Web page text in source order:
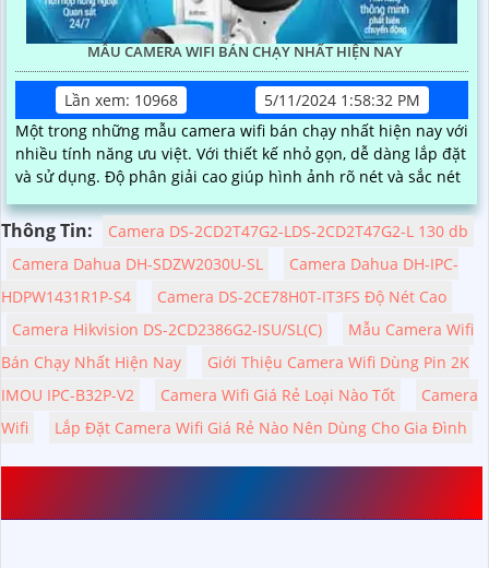
MẪU CAMERA WIFI BÁN CHẠY NHẤT HIỆN NAY
Lần xem: 10968
5/11/2024 1:58:32 PM
Một trong những mẫu camera wifi bán chạy nhất hiện nay với
nhiều tính năng ưu việt. Với thiết kế nhỏ gọn, dễ dàng lắp đặt
và sử dụng. Độ phân giải cao giúp hình ảnh rõ nét và sắc nét
Thông Tin:
Camera DS-2CD2T47G2-LDS-2CD2T47G2-L 130 db
Camera Dahua DH-SDZW2030U-SL
Camera Dahua DH-IPC-
HDPW1431R1P-S4
Camera DS-2CE78H0T-IT3FS Độ Nét Cao
Camera Hikvision DS-2CD2386G2-ISU/SL(C)
Mẫu Camera Wifi
Bán Chạy Nhất Hiện Nay
Giới Thiệu Camera Wifi Dùng Pin 2K
IMOU IPC-B32P-V2
Camera Wifi Giá Rẻ Loại Nào Tốt
Camera
Wifi
Lắp Đặt Camera Wifi Giá Rẻ Nào Nên Dùng Cho Gia Đình